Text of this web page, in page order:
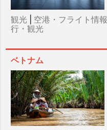
観光 空港・フライト情報
行・観光
ベトナム